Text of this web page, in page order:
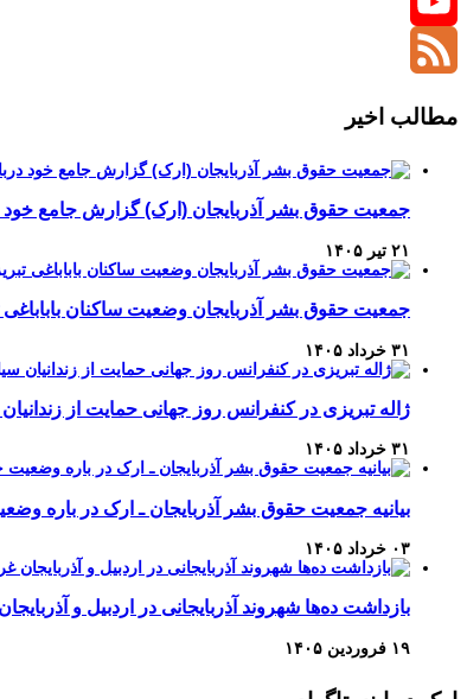
YouTube
مطالب اخیر
جمعیت حقوق بشر آذربایجان (ارک) گزارش جامع خود
۲۱ تیر ۱۴۰۵
جمعیت حقوق بشر آذربایجان وضعیت ساکنان
۳۱ خرداد ۱۴۰۵
ژاله تبریزی در کنفرانس روز جهانی حمایت از
۳۱ خرداد ۱۴۰۵
بیانیه جمعیت حقوق بشر آذربایجان ـ ارک در باره
۰۳ خرداد ۱۴۰۵
بازداشت ده‌ها شهروند آذربایجانی در اردبیل و
۱۹ فروردین ۱۴۰۵